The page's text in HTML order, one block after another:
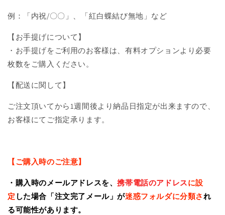
例：「内祝/〇〇」、「紅白蝶結び無地」など
【お手提げについて】
・お手提げをご利用のお客様は、有料オプションより必要
枚数をご購入ください。
【配送に関して】
ご注文頂いてから1週間後より納品日指定が出来ますので、
お客様にてご指定承ります。
【ご購入時のご注意】
・購入時のメールアドレスを、携帯電話のアドレスに設
定 した場合「注文完了メール」が迷惑フォルダに分類され
る可能性があります。